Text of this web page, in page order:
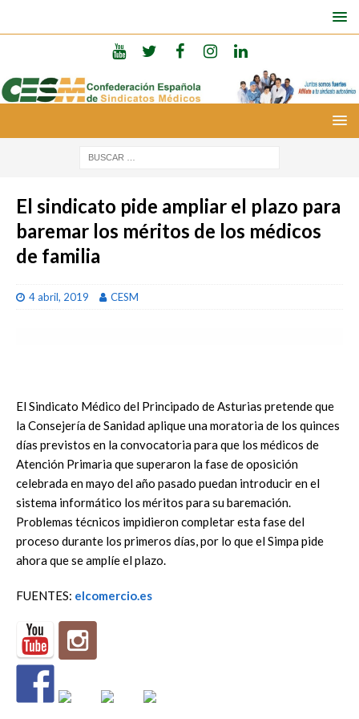
El sindicato pide ampliar el plazo para
baremar los méritos de los médicos
de familia
4 abril, 2019 CESM
El Sindicato Médico del Principado de Asturias pretende que
la Consejería de Sanidad aplique una moratoria de los quinces
días previstos en la convocatoria para que los médicos de
Atención Primaria que superaron la fase de oposición
celebrada en mayo del año pasado puedan introducir en el
sistema informático los méritos para su baremación.
Problemas técnicos impidieron completar esta fase del
proceso durante los primeros días, por lo que el Simpa pide
ahora que se amplíe el plazo.
FUENTES: elcomercio.es